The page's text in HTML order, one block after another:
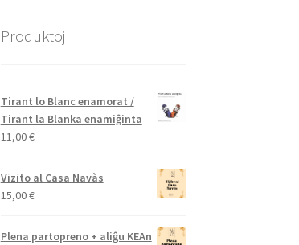
Produktoj
Tirant lo Blanc enamorat /
Tirant la Blanka enamiĝinta
11,00€
Vizito al Casa Navàs
15,00€
Plena partopreno + aliĝu KEAn